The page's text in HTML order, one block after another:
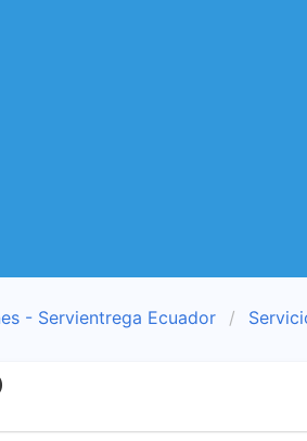
- Servientrega Ecuador